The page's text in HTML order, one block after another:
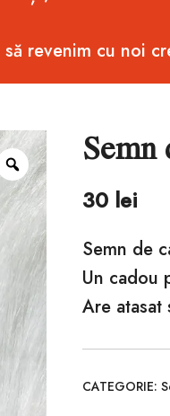
revenim cu noi
Zoom Semn
30 lei
Semn de
Un cadou
Are
CATEGORIE: